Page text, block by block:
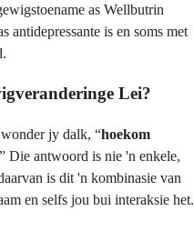
as Wellbutrin
antidepressante is en soms met
Lei?
jy dalk, “hoekom
Die antwoord is nie 'n enkele,
is dit 'n kombinasie van
en selfs jou bui interaksie het.